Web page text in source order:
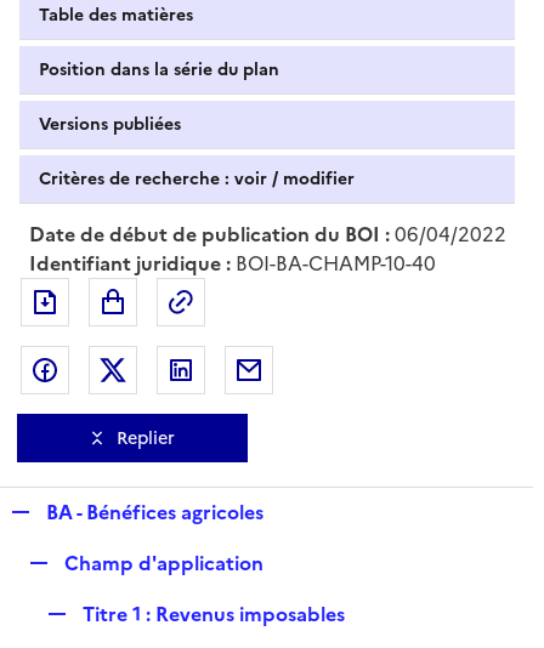
Table des matières
Position dans la série du plan
Versions publiées
Critères de recherche : voir / modifier
Date de début de publication du BOI :06/04/2022
Identifiant juridique : BOI-BA-CHAMP-10-40
Exporter le document au format pdf
Partager sur Facebook
Partager sur Twitter
Partager sur LinkedIn
Replier
p
BA - Bénéfices agricoles
p
Champ d'application
Titre 1 : Revenus imposables